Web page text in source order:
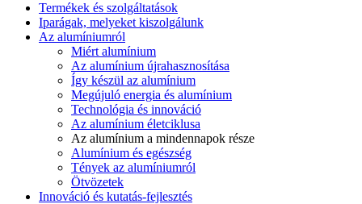
Termékek és szolgáltatások
Iparágak, melyeket kiszolgálunk
Az alumíniumról
Miért alumínium
Az alumínium újrahasznosítása
Így készül az alumínium
Megújuló energia és alumínium
Technológia és innováció
Az alumínium életciklusa
Az alumínium a mindennapok része
Alumínium és egészség
Tények az alumíniumról
Ötvözetek
Innováció és kutatás-fejlesztés